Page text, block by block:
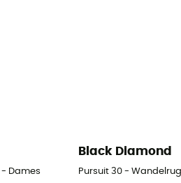
- Dames
Black Diamond
Pursuit 30 -